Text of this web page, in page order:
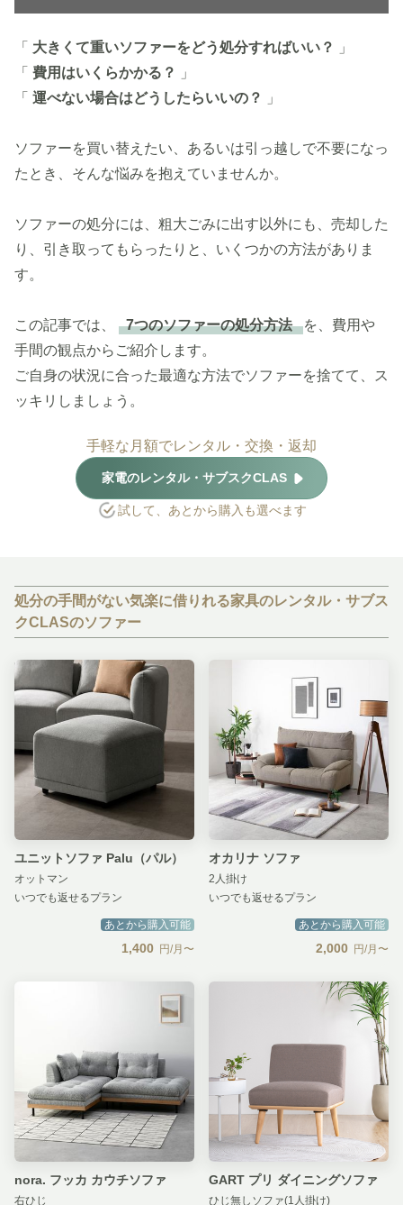
「 大きくて重いソファーをどう処分すればいい？
」
「 費用はいくらかかる？
」
「 運べない場合はどうしたらいいの？ 」
ソファーを買い替えたい、あるいは引っ越しで不要になっ
たとき、そんな悩みを抱えていませんか。
ソファーの処分には、粗大ごみに出す以外にも、売却した
り、引き取ってもらったりと、いくつかの方法がありま
す。
この記事では、 7つのソファーの処分方法 を、費用や
手間の観点からご紹介します。
ご自身の状況に合った最適な方法でソファーを捨てて、ス
ッキリしましょう。
手軽な月額でレンタル・交換・返却
家電のレンタル・サブスクCLAS
試して、あとから購入も選べます
処分の手間がない気楽に借りれる家具のレンタル・サブス
クCLASのソファー
ユニットソファ Palu（パル）
オットマン
いつでも返せるプラン
あとから購入可能
1,400 円/月〜
オカリナ ソファ
2人掛け
いつでも返せるプラン
あとから購入可能
2,000 円/月〜
nora. フッカ カウチソファ
右ひじ
GART プリ ダイニングソファ
ひじ無しソファ(1人掛け)